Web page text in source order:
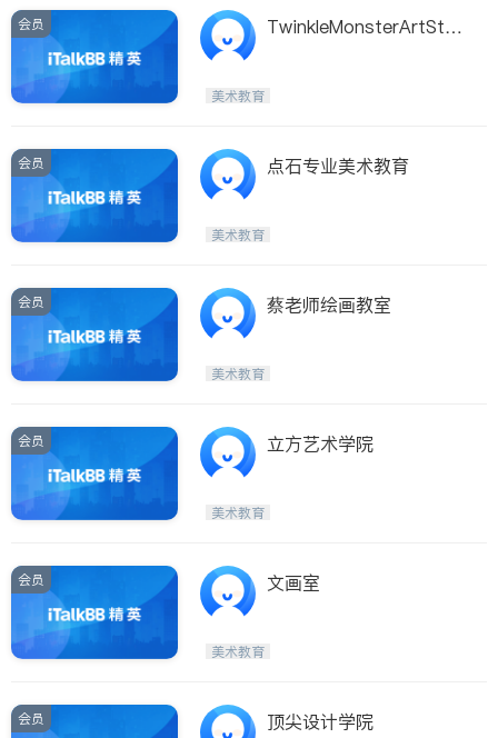
会员
TwinkleMonsterArtStud
美术教育
会员 点石专业美术教育
美术教育
会员 蔡老师绘画教室
美术教育
会员 立方艺术学院
美术教育
会员 文画室
美术教育
会员 顶尖设计学院